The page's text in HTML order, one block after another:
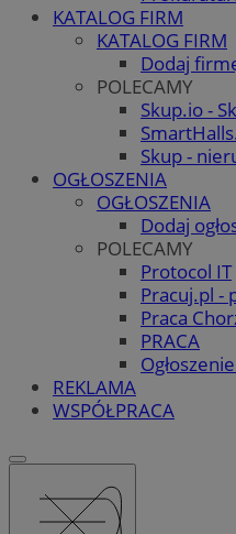
KATALOG FIRM
KATALOG FIRM
Dodaj
POLECAMY
Skup.io -
Skup -
OGŁOSZENIA
OGŁOSZENIA
Dodaj
POLECAMY
Protocol IT
Pracuj.pl -
Praca
PRACA
REKLAMA
WSPÓŁPRACA